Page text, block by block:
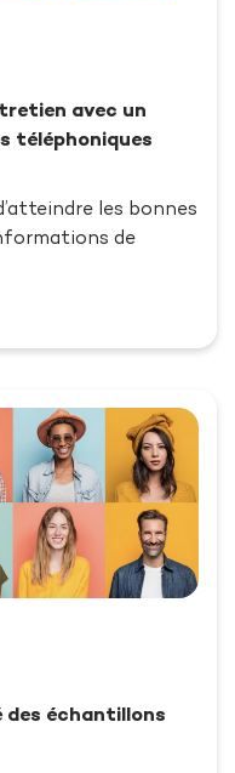
avec un
téléphoniques
les bonnes
de
des échantillons